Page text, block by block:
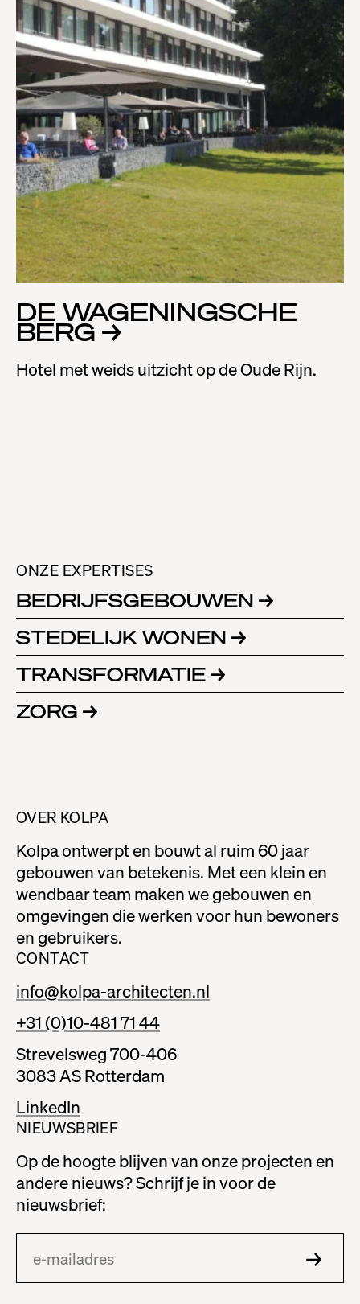
Projecten
Over ons
Werken bij
Contact
DE WAGENING­­SCHE
BERG →
Hotel met weids uitzicht op de Oude Rijn.
ONZE EXPERTISES
BEDRIJFSGEBOUWEN →
STEDELIJK WONEN →
TRANSFORMATIE →
ZORG →
OVER KOLPA
Kolpa ontwerpt en bouwt al ruim 60 jaar
gebouwen van betekenis. Met een klein en
wendbaar team maken we gebouwen en
omgevingen die werken voor hun bewoners
en gebruikers.
CONTACT
info@kolpa-architecten.nl
+31 (0)10-481 71 44
Strevelsweg 700-406
3083 AS Rotterdam
LinkedIn
NIEUWSBRIEF
Op de hoogte blijven van onze projecten en
andere nieuws? Schrijf je in voor de
nieuwsbrief: